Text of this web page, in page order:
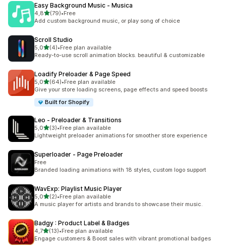
Easy Background Music ‑ Musica
4,8/ 5 tähteä
(79)
79 arvostelua yhteensä
•Free
Add custom background music, or play song of choice
Scroll Studio
5,0/ 5 tähteä
(4)
4 arvostelua yhteensä
•Free plan available
Ready-to-use scroll animation blocks. beautiful & customizable
Loadify Preloader & Page Speed
5,0/ 5 tähteä
(64)
64 arvostelua yhteensä
•Free plan available
Give your store loading screens, page effects and speed boosts
Built for Shopify
Leo ‑ Preloader & Transitions
5,0/ 5 tähteä
(3)
3 arvostelua yhteensä
•Free plan available
Lightweight preloader animations for smoother store experience
Superloader ‑ Page Preloader
Free
Branded loading animations with 18 styles, custom logo support
WavExp: Playlist Music Player
5,0/ 5 tähteä
(2)
2 arvostelua yhteensä
•Free plan available
A music player for artists and brands to showcase their music.
Badgy : Product Label & Badges
4,7/ 5 tähteä
(13)
13 arvostelua yhteensä
•Free plan available
Engage customers & Boost sales with vibrant promotional badges